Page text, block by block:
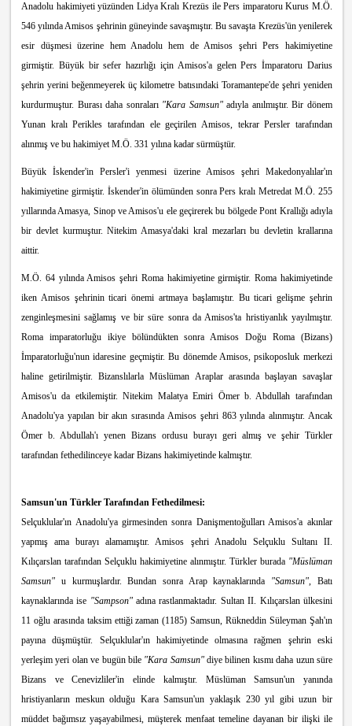
Anadolu hakimiyeti yüzünden Lidya Kralı Krezüs ile Pers imparatoru Kurus M.Ö.
546 yılında Amisos şehrinin güneyinde savaşmıştır. Bu savaşta Krezüs'ün yenilerek
esir düşmesi üzerine hem Anadolu hem de Amisos şehri Pers hakimiyetine
girmiştir. Büyük bir sefer hazırlığı için Amisos'a gelen Pers İmparatoru Darius
şehrin yerini beğenmeyerek üç kilometre batısındaki Toramantepe'de şehri yeniden
kurdurmuştur. Burası daha sonraları "Kara Samsun"adıyla anılmıştır. Bir dönem
Yunan kralı Perikles tarafından ele geçirilen Amisos, tekrar Persler tarafından
alınmış ve bu hakimiyet M.Ö. 331 yılına kadar sürmüştür.
Büyük İskender'in Persler'i yenmesi üzerine Amisos şehri Makedonyalılar'ın
hakimiyetine girmiştir. İskender'in ölümünden sonra Pers kralı Metredat M.Ö. 255
yıllarında Amasya, Sinop ve Amisos'u ele geçirerek bu bölgede Pont Krallığı adıyla
bir devlet kurmuştur. Nitekim Amasya'daki kral mezarları bu devletin krallarına
aittir.
M.Ö. 64 yılında Amisos şehri Roma hakimiyetine girmiştir. Roma hakimiyetinde
iken Amisos şehrinin ticari önemi artmaya başlamıştır. Bu ticari gelişme şehrin
zenginleşmesini sağlamış ve bir süre sonra da Amisos'ta hristiyanlık yayılmıştır.
Roma imparatorluğu ikiye bölündükten sonra Amisos Doğu Roma (Bizans)
İmparatorluğu'nun idaresine geçmiştir. Bu dönemde Amisos, psikoposluk merkezi
haline getirilmiştir. Bizanslılarla Müslüman Araplar arasında başlayan savaşlar
Amisos'u da etkilemiştir. Nitekim Malatya Emiri Ömer b. Abdullah tarafından
Anadolu'ya yapılan bir akın sırasında Amisos şehri 863 yılında alınmıştır. Ancak
Ömer b. Abdullah'ı yenen Bizans ordusu burayı geri almış ve şehir Türkler
tarafından fethedilinceye kadar Bizans hakimiyetinde kalmıştır.
Samsun'un Türkler Tarafından Fethedilmesi:
Selçuklular'ın Anadolu'ya girmesinden sonra Danişmentoğulları Amisos'a akınlar
yapmış ama burayı alamamıştır. Amisos şehri Anadolu Selçuklu Sultanı II.
Kılıçarslan tarafından Selçuklu hakimiyetine alınmıştır. Türkler burada "Müslüman
Samsun" u kurmuşlardır. Bundan sonra Arap kaynaklarında "Samsun", Batı
kaynaklarında ise "Sampson"adına rastlanmaktadır. Sultan II. Kılıçarslan ülkesini
11 oğlu arasında taksim ettiği zaman (1185) Samsun, Rükneddin Süleyman Şah'ın
payına düşmüştür. Selçuklular'ın hakimiyetinde olmasına rağmen şehrin eski
yerleşim yeri olan ve bugün bile "Kara Samsun"diye bilinen kısmı daha uzun süre
Bizans ve Cenevizliler'in elinde kalmıştır. Müslüman Samsun'un yanında
hristiyanların meskun olduğu Kara Samsun'un yaklaşık 230 yıl gibi uzun bir
müddet bağımsız yaşayabilmesi, müşterek menfaat temeline dayanan bir ilişki ile